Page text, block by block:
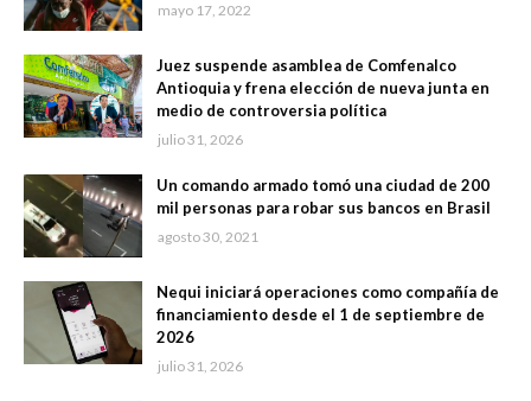
mayo 17, 2022
Juez suspende asamblea de Comfenalco
Antioquia y frena elección de nueva junta en
medio de controversia política
julio 31, 2026
Un comando armado tomó una ciudad de 200
mil personas para robar sus bancos en Brasil
agosto 30, 2021
Nequi iniciará operaciones como compañía de
financiamiento desde el 1 de septiembre de
2026
julio 31, 2026